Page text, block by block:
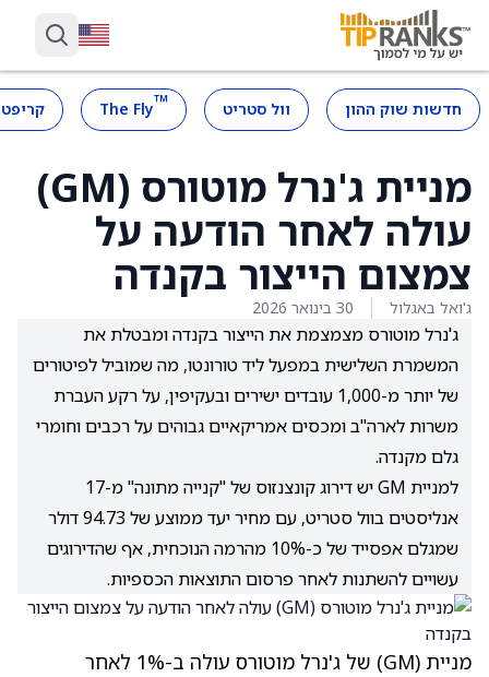
חדשות שוק ההון וול סטריט ™
The Fly
מניית ג'נרל מוטורס (GM)
עולה לאחר הודעה על
צמצום הייצור בקנדה
ג'ואל באגלול 30 בינואר 2026
ג'נרל מוטורס מצמצמת את הייצור בקנדה ומבטלת את
המשמרת השלישית במפעל ליד טורונטו, מה שמוביל לפיטורים
של יותר מ-1,000 עובדים ישירים ובעקיפין, על רקע העברת
משרות לארה"ב ומכסים אמריקאיים גבוהים על רכבים וחומרי
גלם מקנדה.
למניית GM יש דירוג קונצנזוס של "קנייה מתונה" מ-17
אנליסטים בוול סטריט, עם מחיר יעד ממוצע של 94.73 דולר
שמגלם אפסייד של כ-10% מהרמה הנוכחית, אף שהדירוגים
עשויים להשתנות לאחר פרסום התוצאות הכספיות.
מניית (GM)
של ג'נרל מוטורס עולה ב-1% לאחר